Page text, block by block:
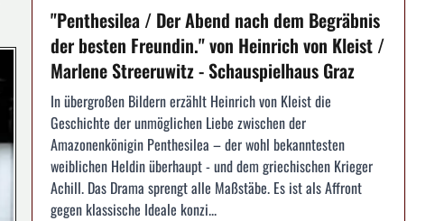
"Penthesilea / Der Abend nach dem Begräbnis
der besten Freundin." von Heinrich von Kleist /
Marlene Streeruwitz - Schauspielhaus Graz
In übergroßen Bildern erzählt Heinrich von Kleist die
Geschichte der unmöglichen Liebe zwischen der
Amazonenkönigin Penthesilea – der wohl bekanntesten
weiblichen Heldin überhaupt - und dem griechischen Krieger
Achill. Das Drama sprengt alle Maßstäbe. Es ist als Affront
gegen klassische Ideale konzi...